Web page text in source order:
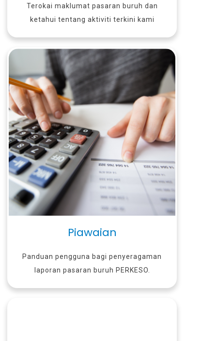
Terokai maklumat pasaran buruh dan
ketahui tentang aktiviti terkini kami
Piawaian
Panduan pengguna bagi penyeragaman
laporan pasaran buruh PERKESO.